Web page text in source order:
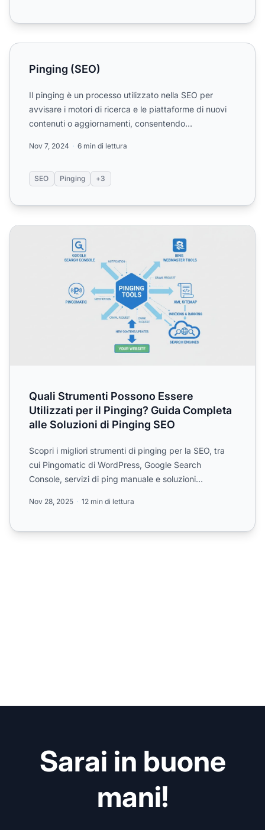
Pinging (SEO)
Pinging (SEO)
Il pinging è un processo utilizzato nella SEO per
avvisare i motori di ricerca e le piattaforme di nuovi
contenuti o aggiornamenti, consentendo
Nov 7, 2024 6 min di lettura
SEO Pinging +3
Quali Strumenti Possono Essere Utilizzati per il Pinging?
Quali Strumenti Possono Essere
Utilizzati per il Pinging? Guida Completa
alle Soluzioni di Pinging SEO
Scopri i migliori strumenti di pinging per la SEO, tra
cui Pingomatic di WordPress, Google Search
Console, servizi di ping manuale e soluzioni
Nov 28, 2025 12 min di lettura
Sarai in buone
mani!